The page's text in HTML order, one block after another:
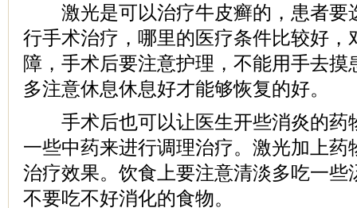
激光是可以治疗牛皮癣的，患者要
行手术治疗，哪里的医疗条件比较好，
障，手术后要注意护理，不能用手去摸
多注意休息休息好才能够恢复的好。
手术后也可以让医生开些消炎的药
一些中药来进行调理治疗。激光加上药
治疗效果。饮食上要注意清淡多吃一些
不要吃不好消化的食物。